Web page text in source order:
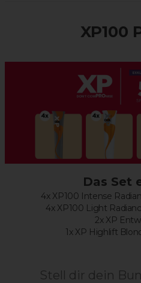
XP100
Das Set
4x XP100 Intense
4x XP100 Light
2x XP
1x XP Highlift
Stell dir dein